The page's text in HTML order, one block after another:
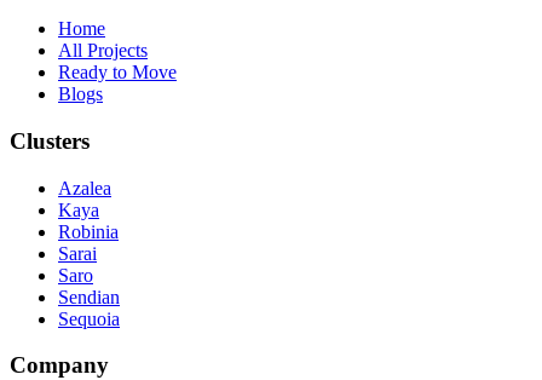
Home
All Projects
Ready to Move
Blogs
Clusters
Azalea
Kaya
Robinia
Sarai
Saro
Sendian
Sequoia
Company